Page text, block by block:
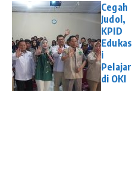
Cegah
Judol,
KPID
Edukas
i
Pelajar
di OKI